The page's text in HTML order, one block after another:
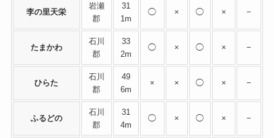
李の里天栄
岩瀬
郡
31
1m
◯ × ◯ × −
たまかわ
石川
郡
33
2m
◯ × ◯ × −
ひらた
石川
郡
49
6m
× × ◯ × −
ふるどの
石川
郡
31
4m
◯ × ◯ × −